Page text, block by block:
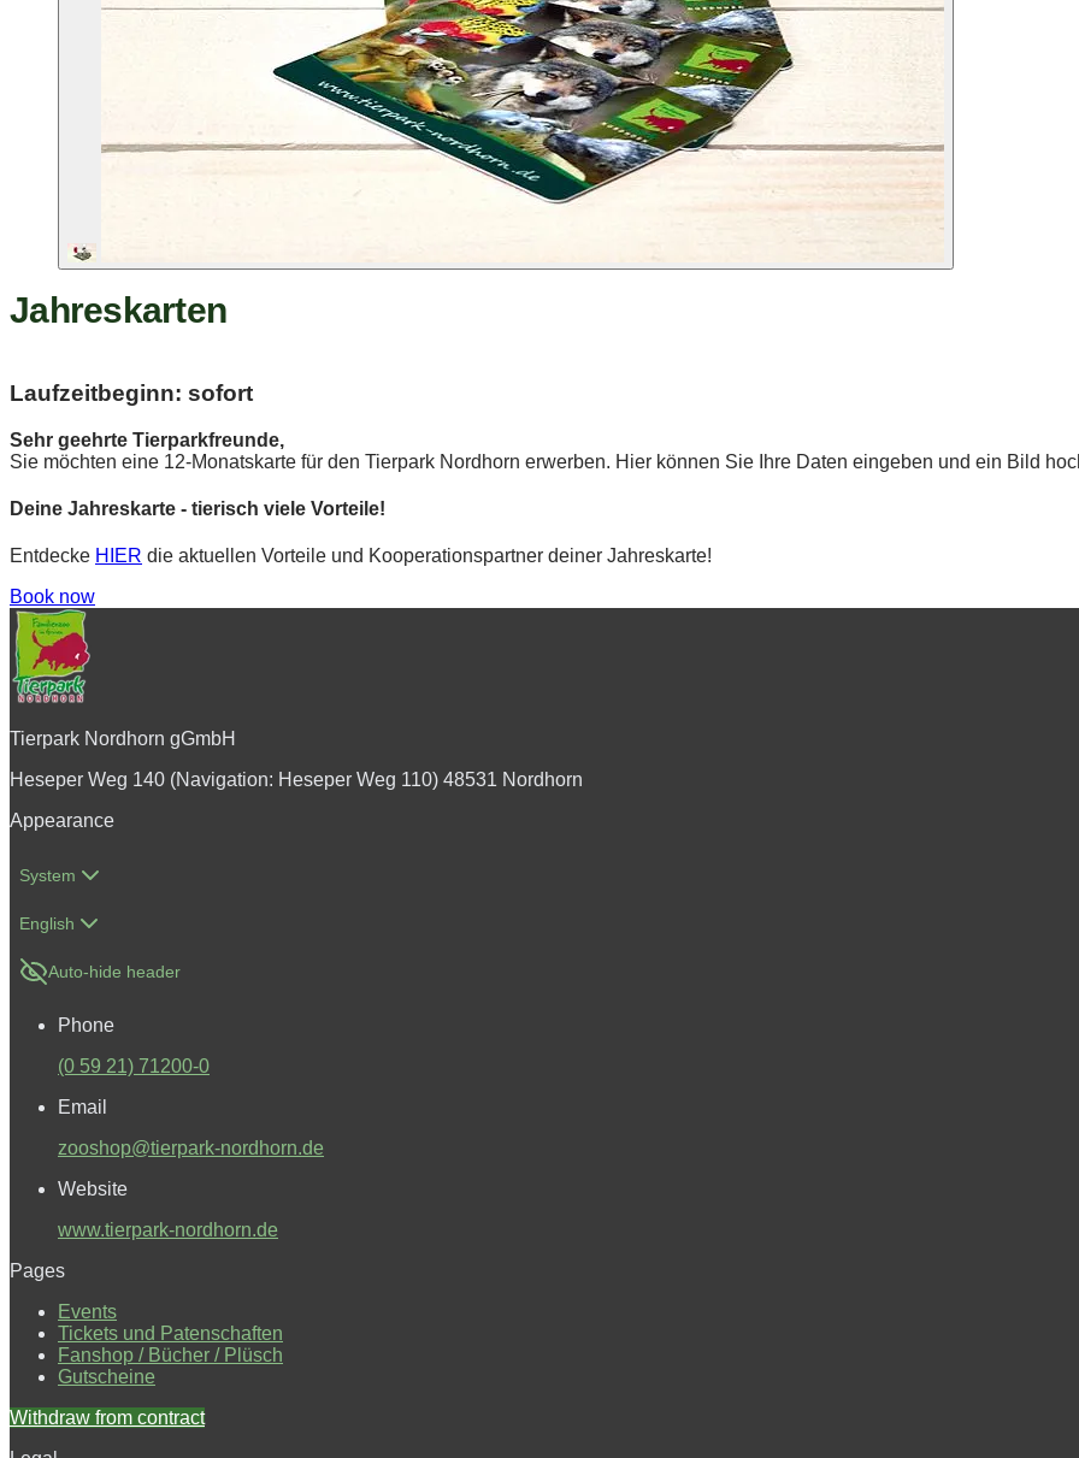
Jahreskarten
Laufzeitbeginn: sofort
Sehr geehrte Tierparkfreunde,
Sie möchten eine 12-Monatskarte für den Tierpark Nordhorn erwerben. Hier können Sie Ihre Daten eingeben und ein Bild
Deine Jahreskarte - tierisch viele Vorteile!
Entdecke HIER die aktuellen Vorteile und Kooperationspartner deiner Jahreskarte!
Book now
Tierpark Nordhorn gGmbH
Heseper Weg 140 (Navigation: Heseper Weg 110) 48531 Nordhorn
Appearance
System
English
Auto-hide header
Phone
(0 59 21) 71200-0
Email
zooshop@tierpark-nordhorn.de
Website
www.tierpark-nordhorn.de
Pages
Events
Tickets und Patenschaften
Fanshop / Bücher / Plüsch
Gutscheine
Withdraw from contract